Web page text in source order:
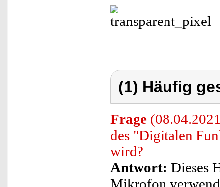
(1) Häufig
Frage
des "Digitalen
wird?
Antwort: Dieses
Mikrofon